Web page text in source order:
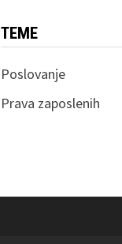
TEME
Poslovanje
Prava zaposlenih